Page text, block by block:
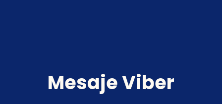
Mesaje Viber